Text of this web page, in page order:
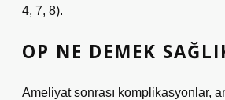
4, 7, 8).
OP NE DEMEK
Ameliyat sonrası komplikasyonlar,